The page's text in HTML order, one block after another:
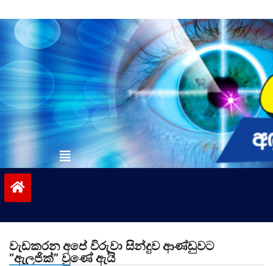
to
contentvinivida.lk
වැඩකරන අපේ විරුවා සින්දුව ආණ්ඩුවට
“ඇලජික්” වුණේ ඇයි